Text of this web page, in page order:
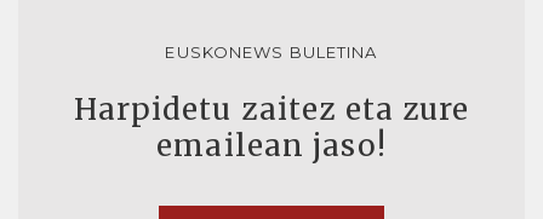
EUSKONEWS BULETINA
Harpidetu zaitez eta zure
emailean jaso!